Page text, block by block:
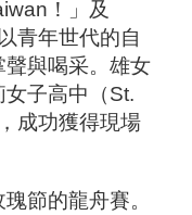
！」及
青年世代的自
與喝采。雄女
子高中（St.
成功獲得現場
節的龍舟賽。